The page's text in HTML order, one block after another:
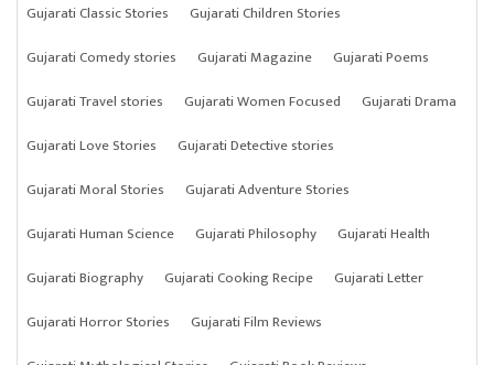
Gujarati Classic Stories
Gujarati Children Stories
Gujarati Comedy stories
Gujarati Magazine
Gujarati Poems
Gujarati Travel stories
Gujarati Women Focused
Gujarati Drama
Gujarati Love Stories
Gujarati Detective stories
Gujarati Moral Stories
Gujarati Adventure Stories
Gujarati Human Science
Gujarati Philosophy
Gujarati Health
Gujarati Biography
Gujarati Cooking Recipe
Gujarati Letter
Gujarati Horror Stories
Gujarati Film Reviews